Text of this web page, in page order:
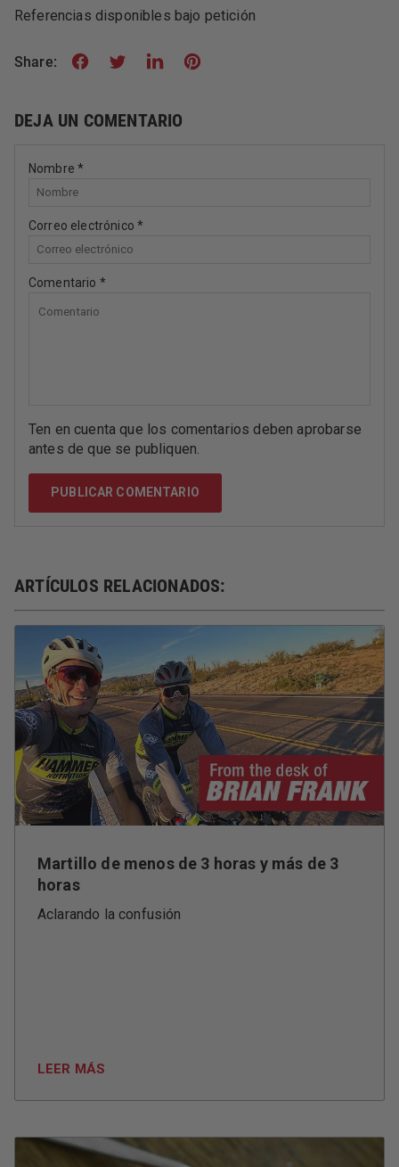
Referencias disponibles bajo petición
Share:
DEJA UN COMENTARIO
Nombre*
Correo electrónico*
Comentario *
Ten en cuenta que los comentarios deben aprobarse
antes de que se publiquen.
ARTÍCULOS RELACIONADOS:
Martillo de menos de 3 horas y más de 3
horas
Aclarando la confusión
LEER MÁS